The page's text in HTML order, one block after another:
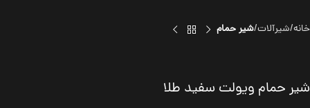
خانه شیرآلات شیر حمام
شیر حمام ویولت سفید طلا